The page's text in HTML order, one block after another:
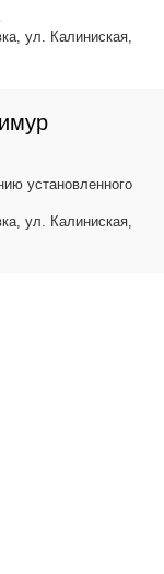
ул. Калиниская,
установленного
ул. Калиниская,